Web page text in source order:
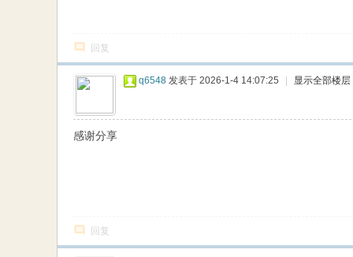
回复
q6548 发表于 2026-1-4 14:07:25 显示全部楼层
感谢分享
回复